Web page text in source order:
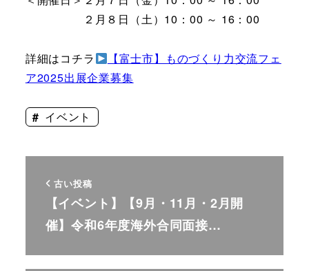
２月８日（土）10：00 ～ 16：00
詳細はコチラ
【富士市】ものづくり力交流フェ
ア2025出展企業募集
イベント
古い投稿
【イベント】【9月・11月・2月開
催】令和6年度海外合同面接…